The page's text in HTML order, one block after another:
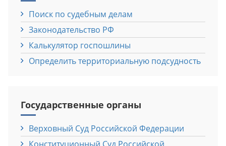
Поиск по судебным делам
Законодательство РФ
Калькулятор госпошлины
Определить территориальную подсудность
Государственные органы
Верховный Cуд Российской Федерации